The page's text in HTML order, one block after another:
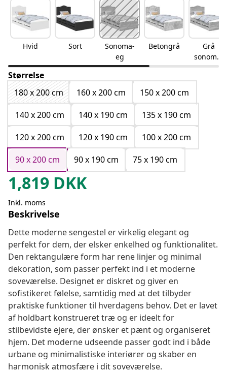
Hvid Sort
Sonoma-
eg
Betongrå
Grå
sonoma-
eg
Størrelse
180 x 200 cm
160 x 200 cm
150 x 200 cm
140 x 200 cm
140 x 190 cm
135 x 190 cm
120 x 200 cm
120 x 190 cm
100 x 200 cm
90 x 200 cm
90 x 190 cm 75 x 190 cm
1,819 DKK
Inkl. moms
Beskrivelse
Dette moderne sengestel er virkelig elegant og
perfekt for dem, der elsker enkelhed og funktionalitet.
Den rektangulære form har rene linjer og minimal
dekoration, som passer perfekt ind i et moderne
soveværelse. Designet er diskret og giver en
sofistikeret følelse, samtidig med at det tilbyder
praktiske funktioner til hverdagens behov. Det er lavet
af holdbart konstrueret træ og er ideelt for
stilbevidste ejere, der ønsker et pænt og organiseret
hjem. Det moderne udseende passer godt ind i både
urbane og minimalistiske interiører og skaber en
harmonisk atmosfære i dit soveværelse.